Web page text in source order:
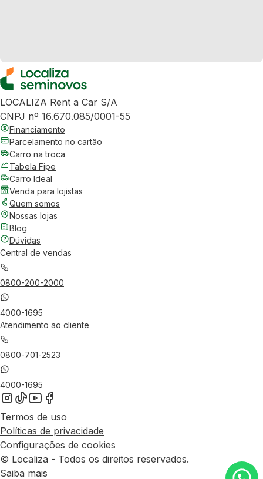
LOCALIZA Rent a Car S/A
CNPJ nº 16.670.085/0001-55
Financiamento
Parcelamento no cartão
Carro na troca
Tabela Fipe
Carro Ideal
Venda para lojistas
Quem somos
Nossas lojas
Blog
Dúvidas
Central de vendas
0800-200-2000
4000-1695
Atendimento ao cliente
0800-701-2523
4000-1695
Termos de uso
Políticas de privacidade
Configurações de cookies
© Localiza - Todos os direitos reservados.
Saiba mais